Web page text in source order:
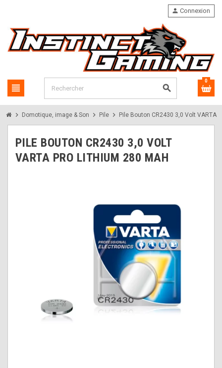
view_headline search
person Connexion
0
chevron_right Domotique, image & Son chevron_right Pile chevron_right Pile Bouton CR2430 3,0 Volt VARTA
PILE BOUTON CR2430 3,0 VOLT
VARTA PRO LITHIUM 280 MAH